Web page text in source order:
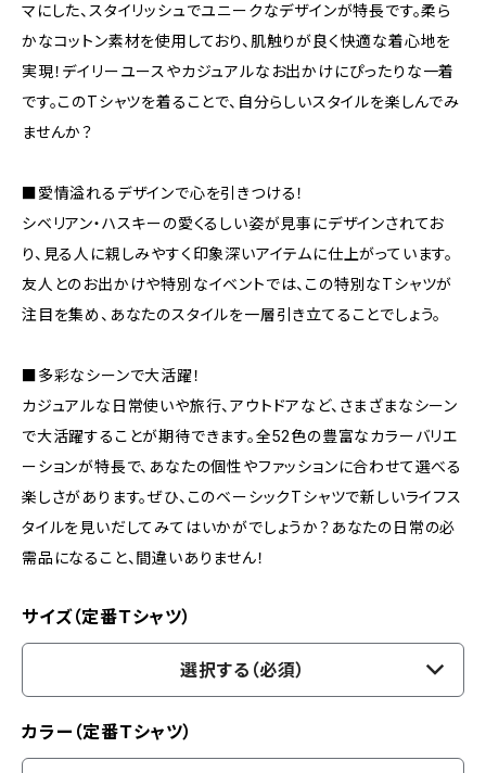
マにした、スタイリッシュでユニークなデザインが特長です。柔ら
かなコットン素材を使用しており、肌触りが良く快適な着心地を
実現！デイリーユースやカジュアルなお出かけにぴったりな一着
です。このTシャツを着ることで、自分らしいスタイルを楽しんでみ
ませんか？
■愛情溢れるデザインで心を引きつける！
シベリアン・ハスキーの愛くるしい姿が見事にデザインされてお
り、見る人に親しみやすく印象深いアイテムに仕上がっています。
友人とのお出かけや特別なイベントでは、この特別なTシャツが
注目を集め、あなたのスタイルを一層引き立てることでしょう。
■多彩なシーンで大活躍！
カジュアルな日常使いや旅行、アウトドアなど、さまざまなシーン
で大活躍することが期待できます。全52色の豊富なカラーバリエ
ーションが特長で、あなたの個性やファッションに合わせて選べる
楽しさがあります。ぜひ、このベーシックTシャツで新しいライフス
タイルを見いだしてみてはいかがでしょうか？あなたの日常の必
需品になること、間違いありません！
サイズ（定番Ｔシャツ）
選択する（必須）
カラー（定番Ｔシャツ）